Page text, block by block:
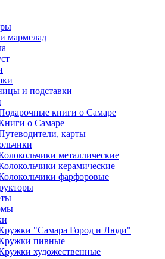
мармелад
и подставки
книги о Самаре
о Самаре
карты
металлические
керамические
фарфоровые
"Самара Город и Люди"
пивные
художественные